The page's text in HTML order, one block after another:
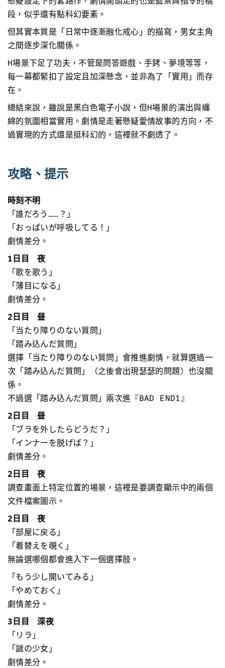
段，似乎還有點科幻要素。
但其實本質是「日常中逐漸融化戒心」的描寫，男女主角
之間逐步深化關係。
H場景下足了功夫，不管是問答遊戲、手銬、夢境等等，
每一幕都緊扣了設定且加深懸念，並非為了「實用」而存
在。
總結來說，雖說是黑白色電子小說，但H場景的演出與纏
綿的氛圍相當實用。劇情是走著懸疑愛情故事的方向，不
過實現的方式還是挺科幻的，這裡就不劇透了。
攻略、提示
時刻不明
「誰だろう……？」
「おっぱいが呼吸してる！」
劇情差分。
1日目 夜
「歌を歌う」
「薄目になる」
劇情差分。
2日目 昼
「当たり障りのない質問」
「踏み込んだ質問」
選擇「当たり障りのない質問」會推進劇情，就算選過一
次「踏み込んだ質問」（之後會出現瑟瑟的問題）也沒關
係。
不過選「踏み込んだ質問」兩次進『BAD END1』
2日目 昼
「ブラを外したらどうだ？」
「インナーを脱げば？」
劇情差分。
2日目 夜
調查畫面上特定位置的場景，這裡是要調查顯示中的兩個
文件檔案圖示。
2日目 夜
「部屋に戻る」
「着替えを覗く」
無論選哪個都會進入下一個選擇肢。
「もう少し開いてみる」
「やめておく」
劇情差分。
3日目 深夜
「リラ」
「謎の少女」
劇情差分。